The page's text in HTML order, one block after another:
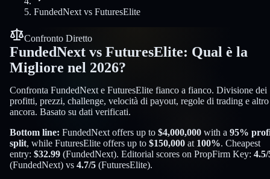
FundedNext vs FuturesElite
Confronto Diretto
FundedNext vs FuturesElite: Qual è la
Migliore nel 2026?
Confronta FundedNext e FuturesElite fianco a fianco. Divisione dei
profitti, prezzi, challenge, velocità di payout, regole di trading e altro
ancora. Basato su dati verificati.
Bottom line: FundedNext offers up to $4,000,000 with a 95%
split, while FuturesElite offers up to $150,000 at 100%. Cheapest
entry: $32.99 (FundedNext). Editorial scores on PropFirm Key: 4.5/
(FundedNext) vs 4.7/5 (FuturesElite).